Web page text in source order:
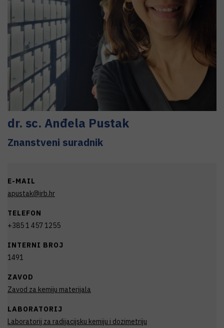
dr. sc. Anđela Pustak
Znanstveni suradnik
E-MAIL
apustak@irb.hr
TELEFON
+385 1 457 1255
INTERNI BROJ
1491
ZAVOD
Zavod za kemiju materijala
LABORATORIJ
Laboratorij za radijacijsku kemiju i dozimetriju